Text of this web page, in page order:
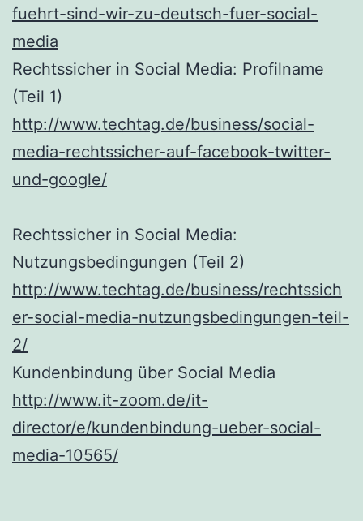
fuehrt-sind-wir-zu-deutsch-fuer-social-
media
Rechtssicher in Social Media: Profilname
(Teil 1)
http://www.techtag.de/business/social-
media-rechtssicher-auf-facebook-twitter-
und-google/
Rechtssicher in Social Media:
Nutzungsbedingungen (Teil 2)
http://www.techtag.de/business/rechtssich
er-social-media-nutzungsbedingungen-teil-
2/
Kundenbindung über Social Media
http://www.it-zoom.de/it-
director/e/kundenbindung-ueber-social-
media-10565/